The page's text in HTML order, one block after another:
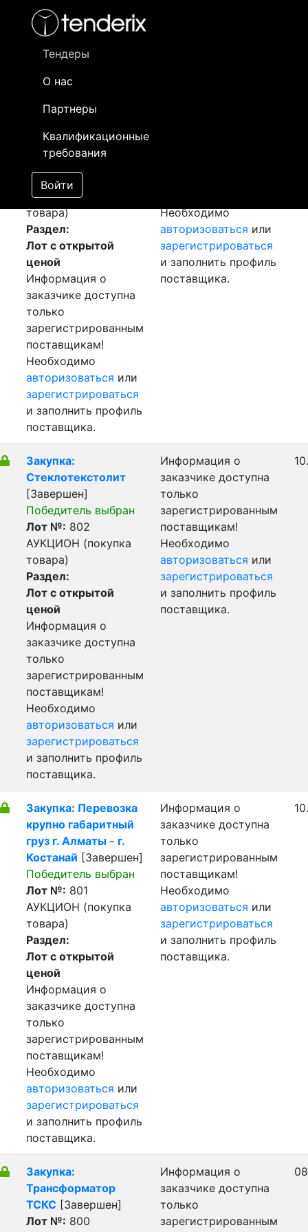
Тендеры
О нас
Партнеры
Квалификационные
требования
Войти
- активный лот
- сохраненный лот (не опубликован)
Закупка: Краска
[Завершен]
Победитель выбран
Лот №:803
АУКЦИОН (покупка
товара)
Раздел:
Лот с открытой
ценой
Информация о
заказчике доступна
только
зарегистрированным
поставщикам!
Необходимо
авторизоваться или
зарегистрироваться
и заполнить профиль
поставщика.
Необходимо
авторизоваться или
зарегистрироваться
и заполнить профиль
поставщика.
Закупка:
Стеклотекстолит
[Завершен]
Победитель выбран
Лот №: 802
АУКЦИОН (покупка
товара)
Раздел:
Лот с открытой
ценой
Информация о
заказчике доступна
только
зарегистрированным
поставщикам!
Необходимо
авторизоваться или
зарегистрироваться
и заполнить профиль
поставщика.
Информация о
заказчике доступна
только
зарегистрированным
поставщикам!
Необходимо
авторизоваться или
зарегистрироваться
и заполнить профиль
поставщика.
Закупка: Перевозка
крупно габаритный
груз г. Алматы - г.
Костанай [Завершен]
Победитель выбран
Лот №: 801
АУКЦИОН (покупка
товара)
Раздел:
Лот с открытой
ценой
Информация о
заказчике доступна
только
зарегистрированным
поставщикам!
Необходимо
авторизоваться или
зарегистрироваться
и заполнить профиль
поставщика.
Информация о
заказчике доступна
только
зарегистрированным
поставщикам!
Необходимо
авторизоваться или
зарегистрироваться
и заполнить профиль
поставщика.
Закупка:
Трансформатор
ТСКС [Завершен]
Лот №: 800
Информация о
заказчике доступна
только
зарегистрированным